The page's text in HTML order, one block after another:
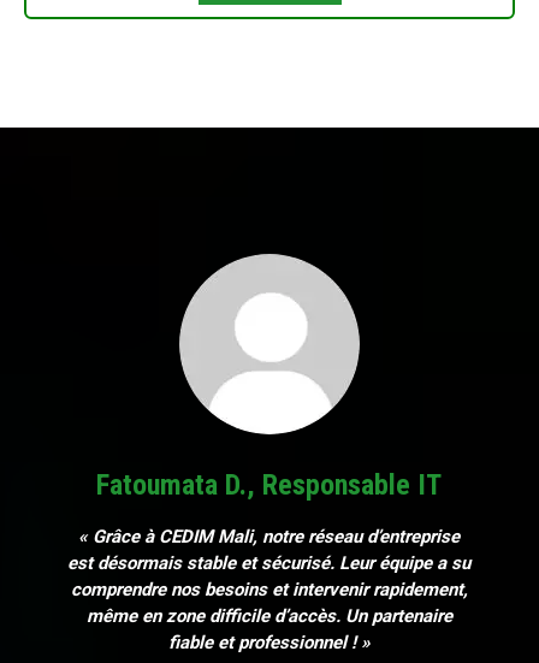
Fatoumata D., Responsable IT
« Grâce à CEDIM Mali, notre réseau d’entreprise
est désormais stable et sécurisé. Leur équipe a su
comprendre nos besoins et intervenir rapidement,
même en zone difficile d’accès. Un partenaire
fiable et professionnel ! »